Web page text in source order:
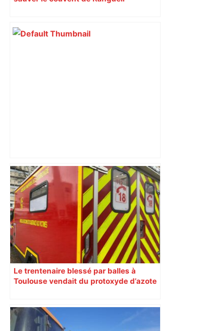
Top 14: comment Perpignan a une
nouvelle fois fait tomber Toulouse? –
RMC Sport
Le trentenaire blessé par balles à
Toulouse vendait du protoxyde d’azote